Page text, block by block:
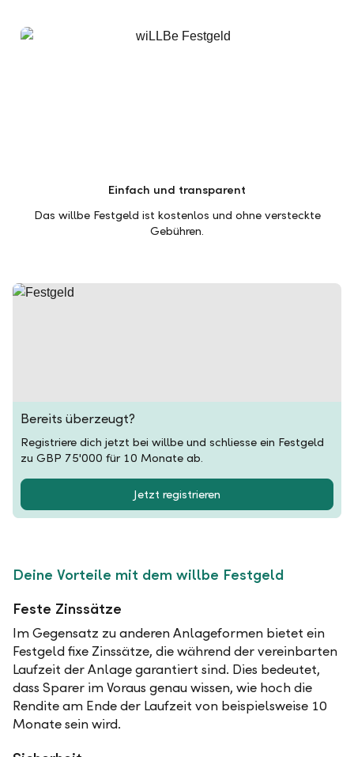
Einfach und transparent
Das willbe Festgeld ist kostenlos und ohne versteckte
Gebühren.
Bereits überzeugt?
Registriere dich jetzt bei willbe und schliesse ein Festgeld
zu GBP 75'000 für 10 Monate ab.
Jetzt registrieren
Deine Vorteile mit dem willbe Festgeld
Feste Zinssätze
Im Gegensatz zu anderen Anlageformen bietet ein
Festgeld fixe Zinssätze, die während der vereinbarten
Laufzeit der Anlage garantiert sind. Dies bedeutet,
dass Sparer im Voraus genau wissen, wie hoch die
Rendite am Ende der Laufzeit von beispielsweise 10
Monate sein wird.